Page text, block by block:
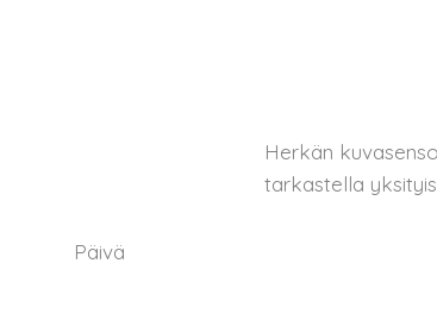
Herkän
tarkastella
Päivä